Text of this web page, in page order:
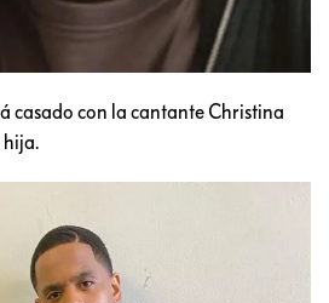
casado con la cantante Christina
hija.